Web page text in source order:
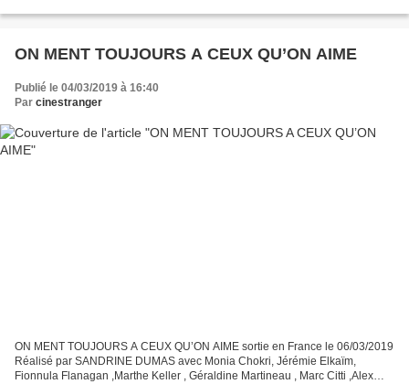
ON MENT TOUJOURS A CEUX QU’ON AIME
Publié le 04/03/2019 à 16:40
Par cinestranger
ON MENT TOUJOURS A CEUX QU’ON AIME sortie en France le 06/03/2019
Réalisé par SANDRINE DUMAS avec Monia Chokri, Jérémie Elkaïm,
Fionnula Flanagan ,Marthe Keller , Géraldine Martineau , Marc Citti ,Alex